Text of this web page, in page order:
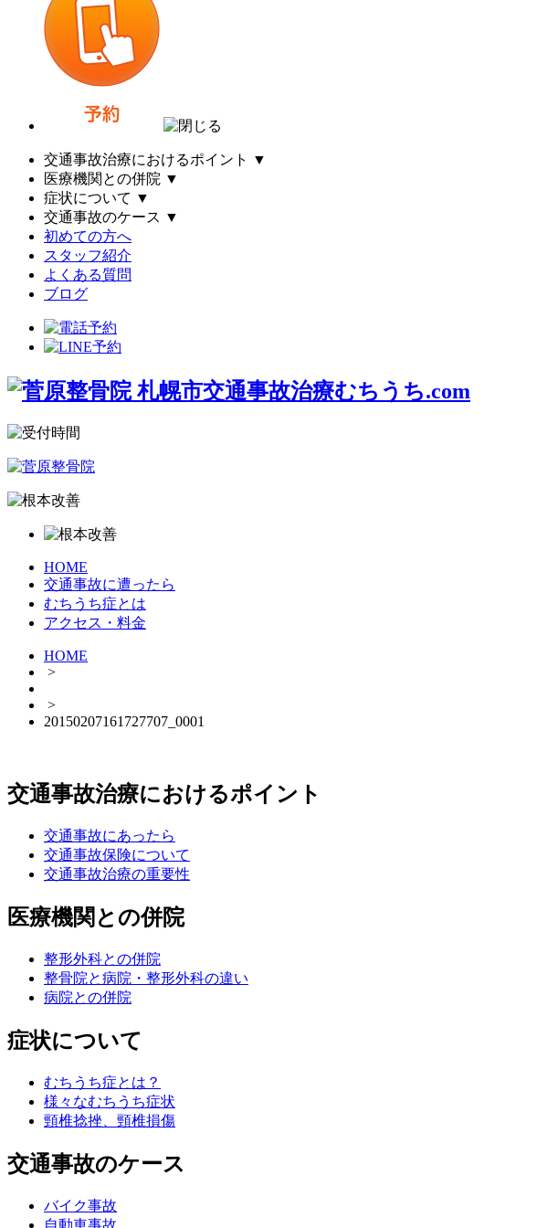
交通事故治療におけるポイント
▼
医療機関との併院 ▼
症状について ▼
交通事故のケース ▼
初めての方へ
スタッフ紹介
よくある質問
ブログ
HOME
交通事故に遭ったら
むちうち症とは
アクセス・料金
HOME
>
>
20150207161727707_0001
交通事故治療におけるポイント
交通事故にあったら
交通事故保険について
交通事故治療の重要性
医療機関との併院
整形外科との併院
整骨院と病院・整形外科の違い
病院との併院
症状について
むちうち症とは？
様々なむちうち症状
頸椎捻挫、頸椎損傷
交通事故のケース
バイク事故
自動車事故